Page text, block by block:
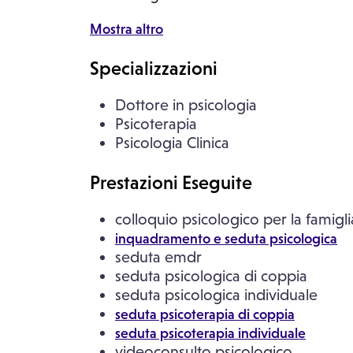
Mostra altro
Specializzazioni
Dottore in psicologia
Psicoterapia
Psicologia Clinica
Prestazioni Eseguite
colloquio psicologico per la
inquadramento e seduta psicologica
seduta emdr
seduta psicologica di coppia
seduta psicologica individuale
seduta psicoterapia di coppia
seduta psicoterapia individuale